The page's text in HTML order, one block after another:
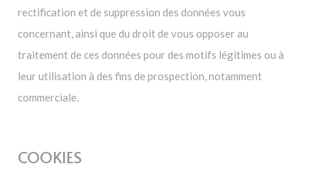
rectification et de suppression des données vous
concernant, ainsi que du droit de vous opposer au
traitement de ces données pour des motifs légitimes ou à
leur utilisation à des fins de prospection, notamment
commerciale.
COOKIES